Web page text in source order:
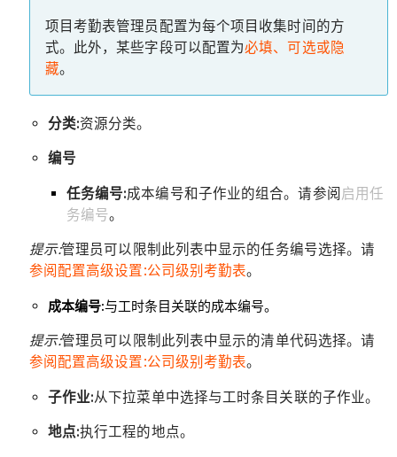
项目考勤表管理员配置为每个项目收集时间的方
式。此外，某些字段可以配置为必填、可选或隐
藏。
分类:资源分类。
编号
任务编号:成本编号和子作业的组合。请参阅 启用任
务编号。
提示:管理员可以限制此列表中显示的任务编号选择。请
参阅配置高级设置:公司级别考勤表。
成本编号:与工时条目关联的成本编号。
提示:管理员可以限制此列表中显示的清单代码选择。请
参阅配置高级设置:公司级别考勤表。
子作业:从下拉菜单中选择与工时条目关联的子作业。
地点:执行工程的地点。